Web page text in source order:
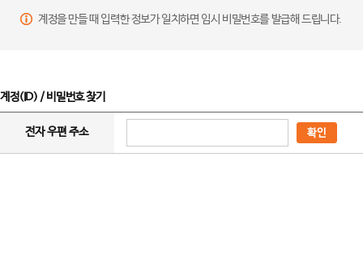
계정을 만들 때 입력한 정보가 일치하면 임시 비밀번호를 발급해 드립니다.
계정(ID) / 비밀번호 찾기
전자 우편 주소 확인